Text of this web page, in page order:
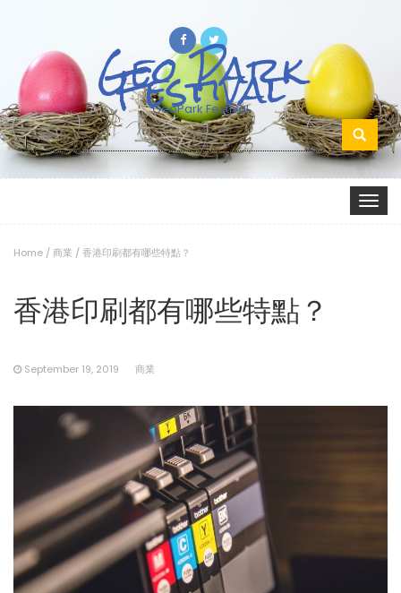
Geo Park
Festival
GeoPark Festival
Search
for:
Toggle
Home /商業 /香港印刷都有哪些特點？
香港印刷都有哪些特點？
September 19, 2019 商業